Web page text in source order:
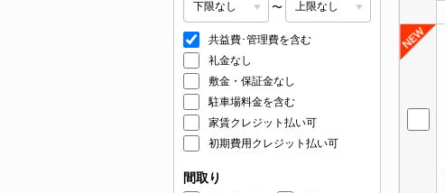
〜
共益費･管理費を含む
礼金なし
敷金・保証金なし
駐車場料金を含む
家賃クレジット払い可
初期費用クレジット払い可
間取り